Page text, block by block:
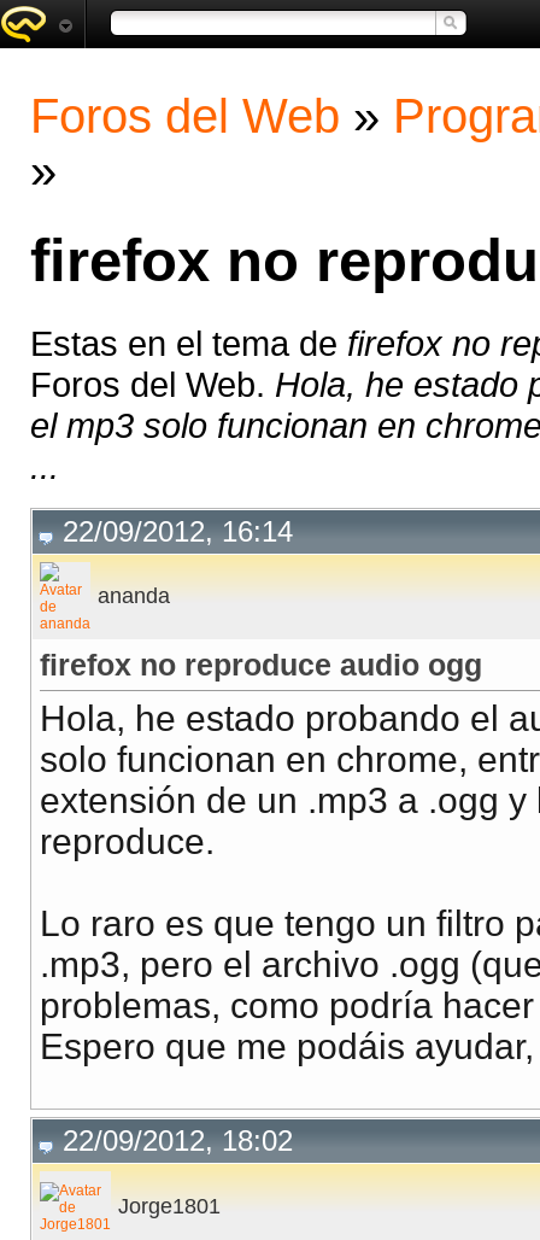
Foros del Web »
»
firefox no
Estas en el tema de firefox no
Foros del Web. Hola, he estado
el mp3 solo funcionan en
...
22/09/2012, 16:14
ananda
firefox no reproduce audio ogg
Hola, he estado probando el
solo funcionan en chrome,
extensión de un .mp3 a .ogg
reproduce.
Lo raro es que tengo un filtro
.mp3, pero el archivo .ogg
problemas, como podría
Espero que me podáis
22/09/2012, 18:02
Jorge1801